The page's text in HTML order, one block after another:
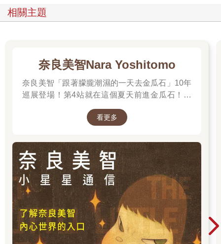
相關主題
奈良美智Nara Yoshitomo
奈良美智「跟著朦朧潮濕的一天去金瓜石」10年
巡展登場！第4站就在這個夏天前進金瓜石！展
看更多